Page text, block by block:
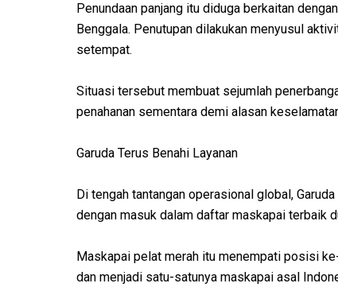
Penundaan panjang itu diduga berkaitan
Benggala. Penutupan dilakukan menyusul
setempat.
Situasi tersebut membuat sejumlah
penahanan sementara demi alasan
Garuda Terus Benahi Layanan
Di tengah tantangan operasional global,
dengan masuk dalam daftar maskapai terbaik
Maskapai pelat merah itu menempati posisi
dan menjadi satu-satunya maskapai asal